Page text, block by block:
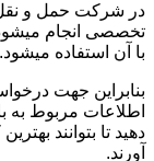
در شرکت حمل و نقل
تخصصی انجام
با آن استفاده میشود.
بنابراین جهت
اطلاعات مربوط به
دهید تا بتوانند
آورند.